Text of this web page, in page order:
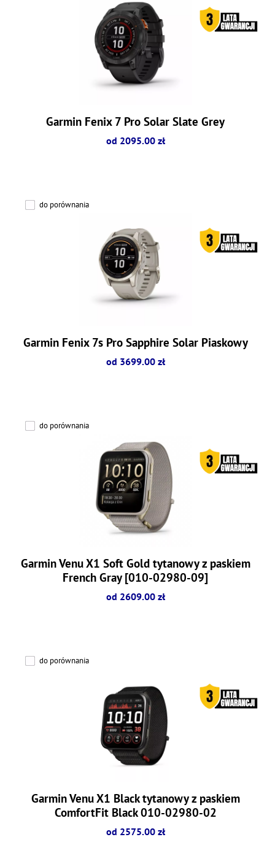
Garmin Fenix 7 Pro Solar Slate Grey
od 2095.00 zł
do porównania
Garmin Fenix 7s Pro Sapphire Solar Piaskowy
od 3699.00 zł
do porównania
Garmin Venu X1 Soft Gold tytanowy z paskiem
French Gray [010-02980-09]
od 2609.00 zł
do porównania
Garmin Venu X1 Black tytanowy z paskiem
ComfortFit Black 010-02980-02
od 2575.00 zł